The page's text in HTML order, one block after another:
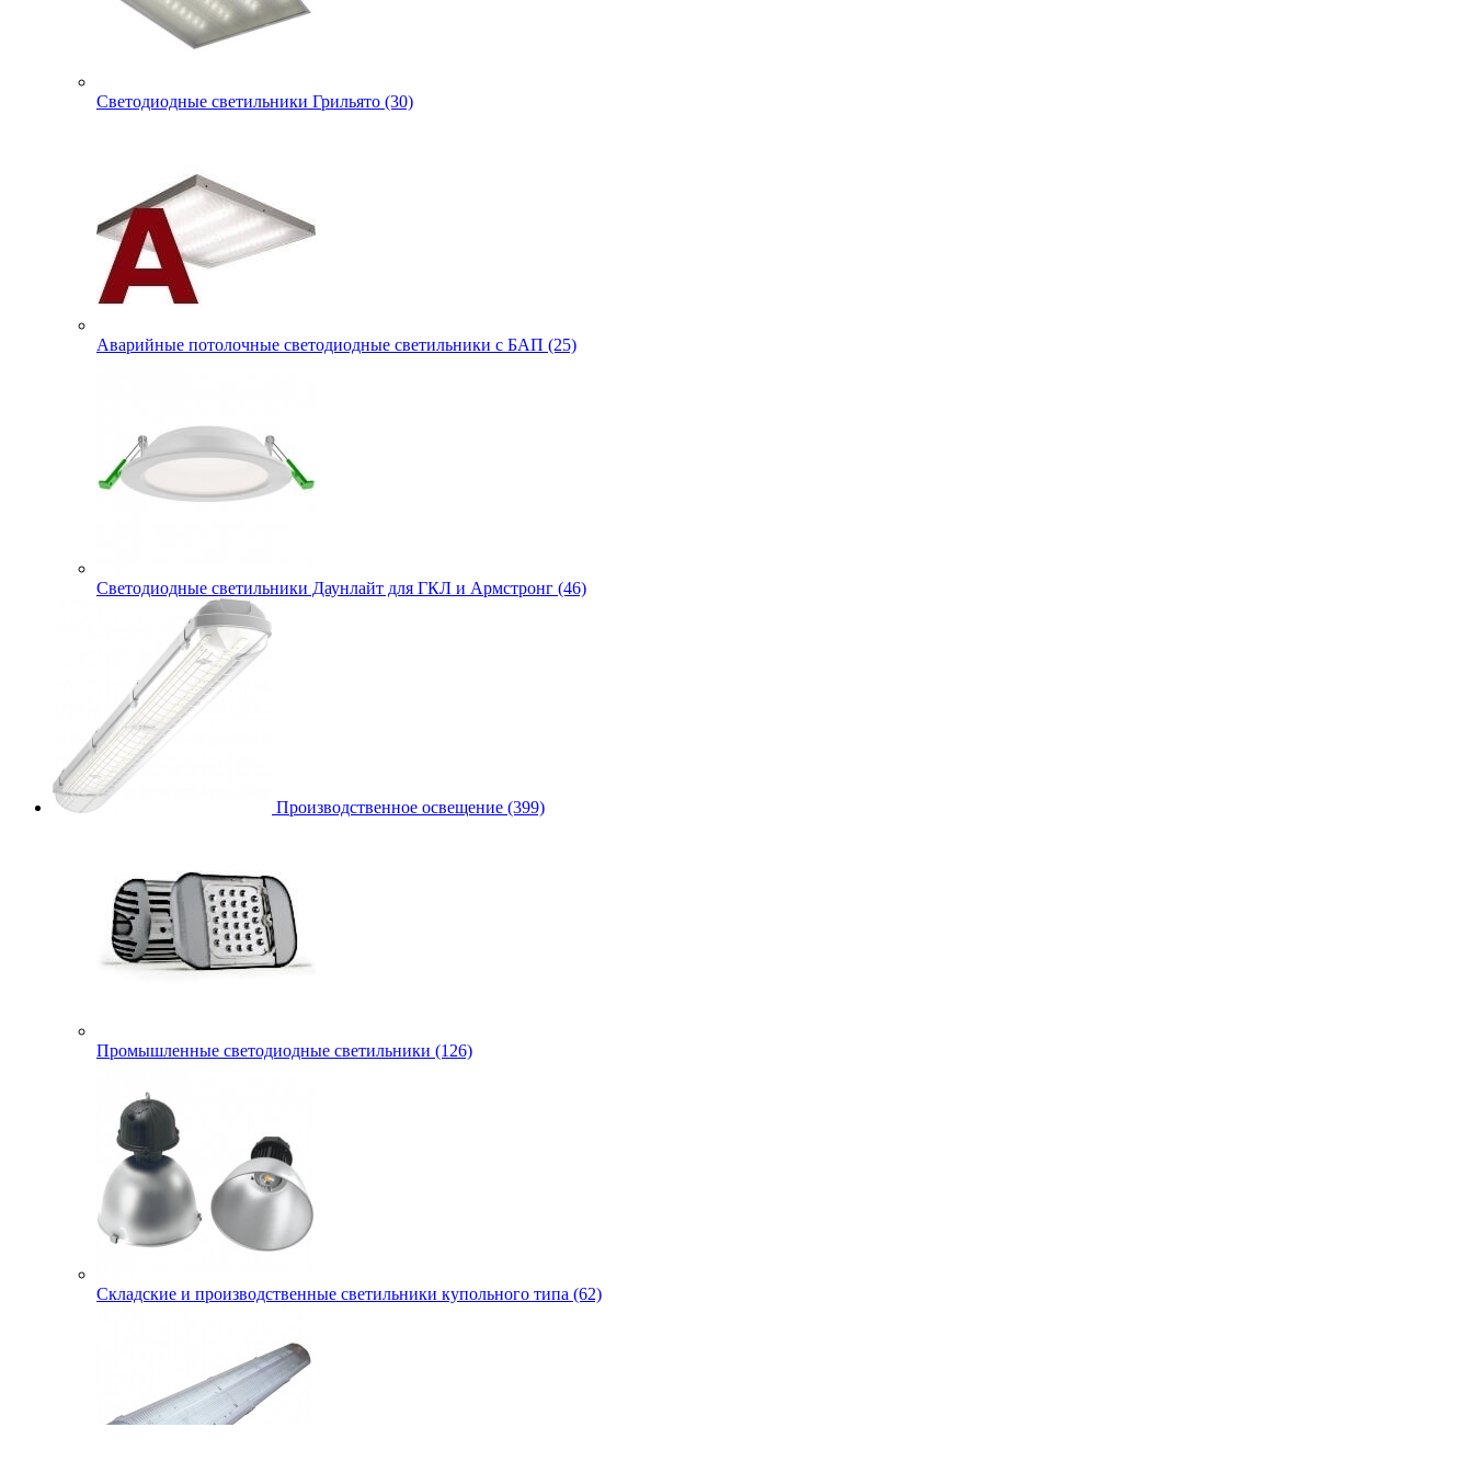
Светодиодные светильники Грильято (30)
Аварийные потолочные светодиодные светильники с БАП (25)
Cветодиодные светильники Даунлайт для ГКЛ и Армстронг (46)
Производственное освещение (399)
Промышленные светодиодные светильники (126)
Складские и производственные светильники купольного типа (62)